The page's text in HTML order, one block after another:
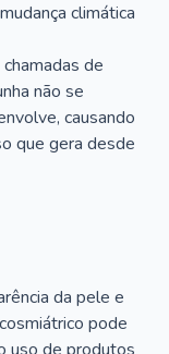
climática
de
não se
causando
que gera desde
da pele e
pode